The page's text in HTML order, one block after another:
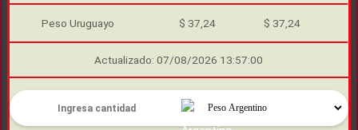
Peso Uruguayo $ 37,24 $ 37,24
Actualizado: 07/08/2026 13:57:00